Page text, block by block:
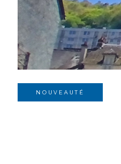
NOUVEAUTÉ